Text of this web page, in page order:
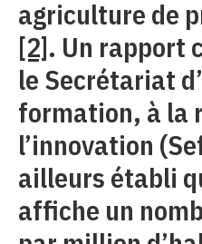
agriculture de
[2]. Un rapport
le Secrétariat
formation, à la
l’innovation
ailleurs établi
affiche un